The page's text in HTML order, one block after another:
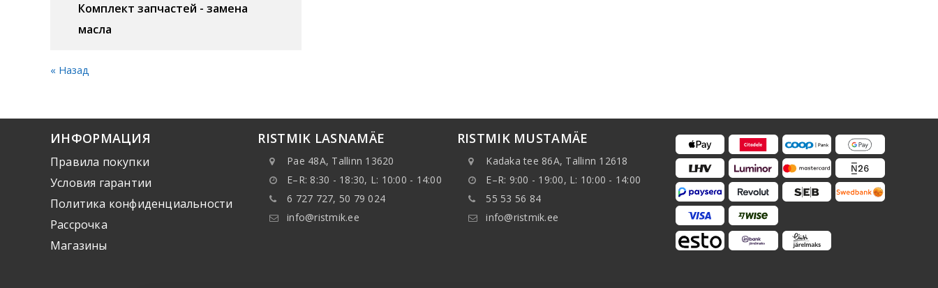
Комплект запчастей - замена
масла
« Назад
ИНФОРМАЦИЯ
Правила покупки
Условия гарантии
Политика конфиденциальности
Рассрочка
Mагазины
RISTMIK LASNAMÄE
Pae 48A, Tallinn 13620
E–R: 8:30 - 18:30, L: 10:00 - 14:00
6 727 727, 50 79 024
info@ristmik.ee
RISTMIK MUSTAMÄE
Kadaka tee 86A, Tallinn 12618
E–R: 9:00 - 19:00, L: 10:00 - 14:00
55 53 56 84
info@ristmik.ee